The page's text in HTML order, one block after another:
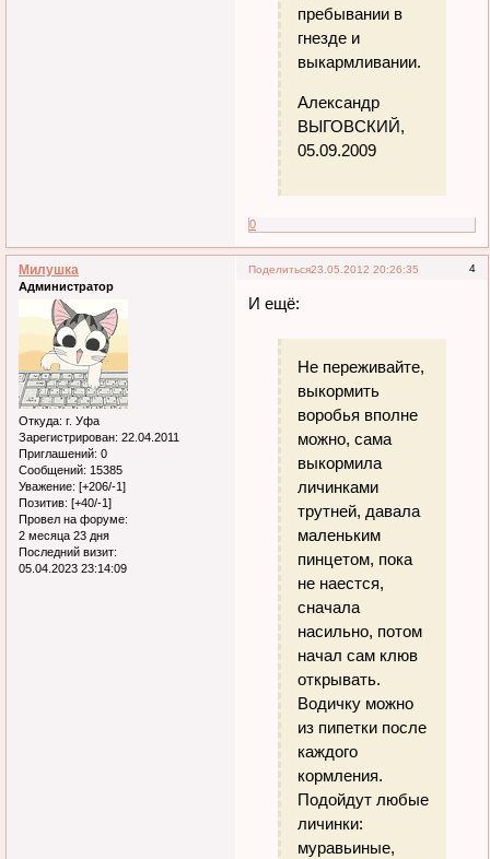
пребывании в
гнезде и
выкармливании.
Александр
ВЫГОВСКИЙ,
05.09.2009
0
Поделиться 4
23.05.2012 20:26:35
Милушка
Администратор
Откуда: г. Уфа
Зарегистрирован: 22.04.2011
Приглашений: 0
Сообщений: 15385
Уважение: [+206/-1]
Позитив: [+40/-1]
Провел на форуме:
2 месяца 23 дня
Последний визит:
05.04.2023 23:14:09
И ещё:
Не переживайте,
выкормить
воробья вполне
можно, сама
выкормила
личинками
трутней, давала
маленьким
пинцетом, пока
не наестся,
сначала
насильно, потом
начал сам клюв
открывать.
Водичку можно
из пипетки после
каждого
кормления.
Подойдут любые
личинки:
муравьиные,